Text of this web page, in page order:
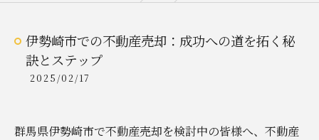
伊勢崎市での不動産売却：成功への道を拓く秘
訣とステップ
2025/02/17
群馬県伊勢崎市で不動産売却を検討中の皆様へ、不動産